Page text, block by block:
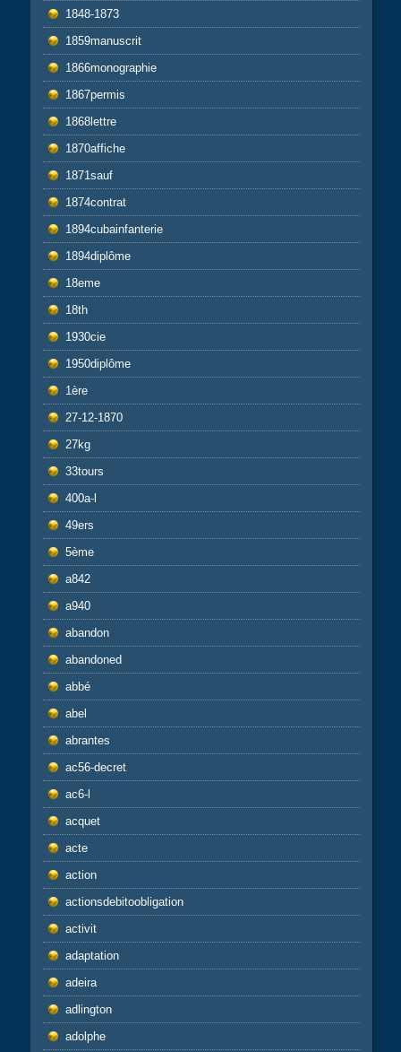
1848-1873
1859manuscrit
1866monographie
1867permis
1868lettre
1870affiche
1871sauf
1874contrat
1894cubainfanterie
1894diplôme
18eme
18th
1930cie
1950diplôme
1ère
27-12-1870
27kg
33tours
400a-l
49ers
5ème
a842
a940
abandon
abandoned
abbé
abel
abrantes
ac56-decret
ac6-l
acquet
acte
action
actionsdebitoobligation
activit
adaptation
adeira
adlington
adolphe